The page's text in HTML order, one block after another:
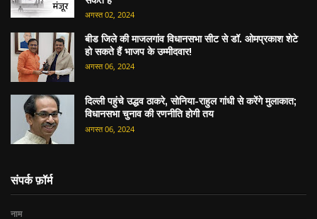
अगस्त 02, 2024
बीड जिले की माजलगांव विधानसभा सीट से डॉ. ओमप्रकाश शेटे
हो सकते हैं भाजप के उम्मीदवार!
अगस्त 06, 2024
दिल्ली पहुंचे उद्धव ठाकरे, सोनिया-राहुल गांधी से करेंगे मुलाकात;
विधानसभा चुनाव की रणनीति होगी तय
अगस्त 06, 2024
संपर्क फ़ॉर्म
नाम